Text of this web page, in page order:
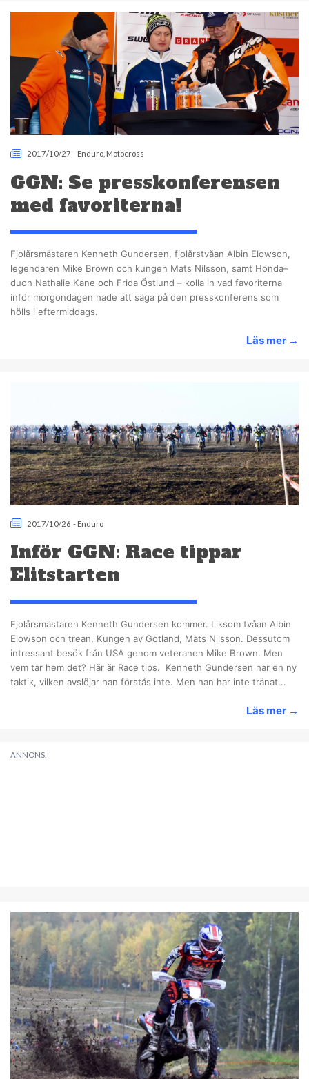
2017/10/27 - Enduro Motocross
GGN: Se presskonferensen
med favoriterna!
Fjolårsmästaren Kenneth Gundersen, fjolårstvåan Albin Elowson,
legendaren Mike Brown och kungen Mats Nilsson, samt Honda–
duon Nathalie Kane och Frida Östlund – kolla in vad favoriterna
inför morgondagen hade att säga på den presskonferens som
hölls i eftermiddags.
Läs mer →
2017/10/26 - Enduro
Inför GGN: Race tippar
Elitstarten
Fjolårsmästaren Kenneth Gundersen kommer. Liksom tvåan Albin
Elowson och trean, Kungen av Gotland, Mats Nilsson. Dessutom
intressant besök från USA genom veteranen Mike Brown. Men
vem tar hem det? Här är Race tips. Kenneth Gundersen har en ny
taktik, vilken avslöjar han förstås inte. Men han har inte tränat...
Läs mer →
ANNONS: